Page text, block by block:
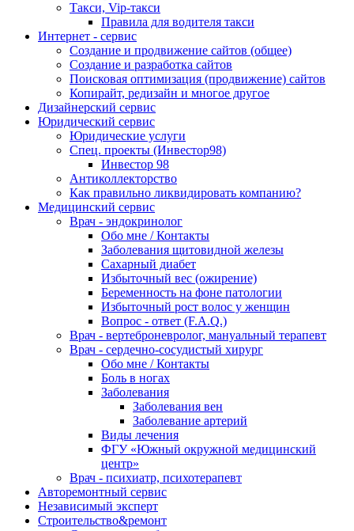
Такси, Vip-такси
Правила для водителя такси
Интернет - сервис
Создание и продвижение сайтов (общее)
Создание и разработка сайтов
Поисковая оптимизация (продвижение) сайтов
Копирайт, редизайн и многое другое
Дизайнерский сервис
Юридический сервис
Юридические услуги
Спец. проекты (Инвестор98)
Инвестор 98
Антиколлекторство
Как правильно ликвидировать компанию?
Медицинский сервис
Врач - эндокринолог
Обо мне / Контакты
Заболевания щитовидной железы
Сахарный диабет
Избыточный вес (ожирение)
Беременность на фоне патологии
Избыточный рост волос у женщин
Вопрос - ответ (F.A.Q.)
Врач - вертеброневролог, мануальный терапевт
Врач - сердечно-сосудистый хирург
Обо мне / Контакты
Боль в ногах
Заболевания
Заболевания вен
Заболевание артерий
Виды лечения
ФГУ «Южный окружной медицинский
центр»
Врач - психиатр, психотерапевт
Авторемонтный сервис
Независимый эксперт
Строительство&ремонт